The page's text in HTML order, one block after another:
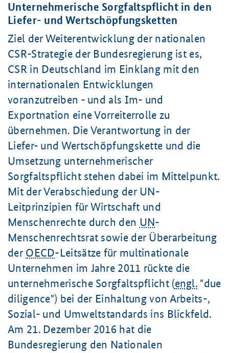
Unternehmerische Sorgfaltspflicht in den
Liefer- und Wertschöpfungsketten
Ziel der Weiterentwicklung der nationalen
CSR-Strategie der Bundesregierung ist es,
CSR in Deutschland im Einklang mit den
internationalen Entwicklungen
voranzutreiben - und als Im- und
Exportnation eine Vorreiterrolle zu
übernehmen. Die Verantwortung in der
Liefer- und Wertschöpfungskette und die
Umsetzung unternehmerischer
Sorgfaltspflicht stehen dabei im Mittelpunkt.
Mit der Verabschiedung der UN-
Leitprinzipien für Wirtschaft und
Menschenrechte durch den UN-
Menschenrechtsrat sowie der Überarbeitung
der OECD-Leitsätze für multinationale
Unternehmen im Jahre 2011 rückte die
unternehmerische Sorgfaltspflicht (engl. "due
diligence") bei der Einhaltung von Arbeits-,
Sozial- und Umweltstandards ins Blickfeld.
Am 21. Dezember 2016 hat die
Bundesregierung den Nationalen